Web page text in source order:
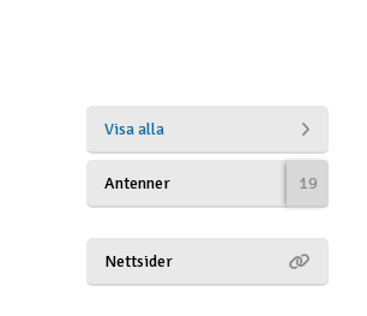
Bilbana
Båtar
Drönare för FPV
Visa alla
Antenner 19
Nettsider